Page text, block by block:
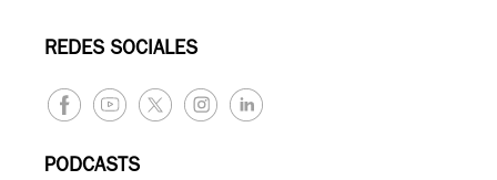
REDES SOCIALES
PODCASTS